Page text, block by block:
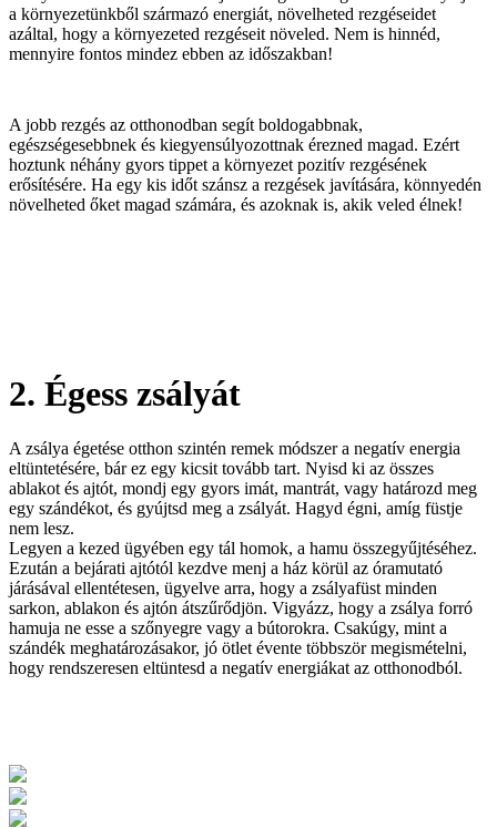
a környezetünkből származó energiát, növelheted rezgéseidet
azáltal, hogy a környezeted rezgéseit növeled. Nem is hinnéd,
mennyire fontos mindez ebben az időszakban!
A jobb rezgés az otthonodban segít boldogabbnak,
egészségesebbnek és kiegyensúlyozottnak érezned magad. Ezért
hoztunk néhány gyors tippet a környezet pozitív rezgésének
erősítésére. Ha egy kis időt szánsz a rezgések javítására, könnyedén
növelheted őket magad számára, és azoknak is, akik veled élnek!
2. Égess zsályát
A zsálya égetése otthon szintén remek módszer a negatív energia
eltüntetésére, bár ez egy kicsit tovább tart. Nyisd ki az összes
ablakot és ajtót, mondj egy gyors imát, mantrát, vagy határozd meg
egy szándékot, és gyújtsd meg a zsályát. Hagyd égni, amíg füstje
nem lesz.
Legyen a kezed ügyében egy tál homok, a hamu összegyűjtéséhez.
Ezután a bejárati ajtótól kezdve menj a ház körül az óramutató
járásával ellentétesen, ügyelve arra, hogy a zsályafüst minden
sarkon, ablakon és ajtón átszűrődjön. Vigyázz, hogy a zsálya forró
hamuja ne esse a szőnyegre vagy a bútorokra. Csakúgy, mint a
szándék meghatározásakor, jó ötlet évente többször megismételni,
hogy rendszeresen eltüntesd a negatív energiákat az otthonodból.